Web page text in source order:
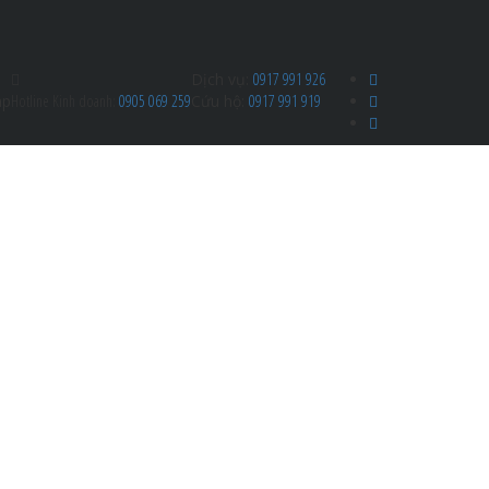
0917 991 926
0917 991 919
0905 069 259